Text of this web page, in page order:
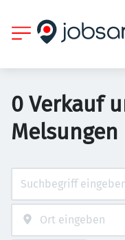
0 Verkauf
Melsungen